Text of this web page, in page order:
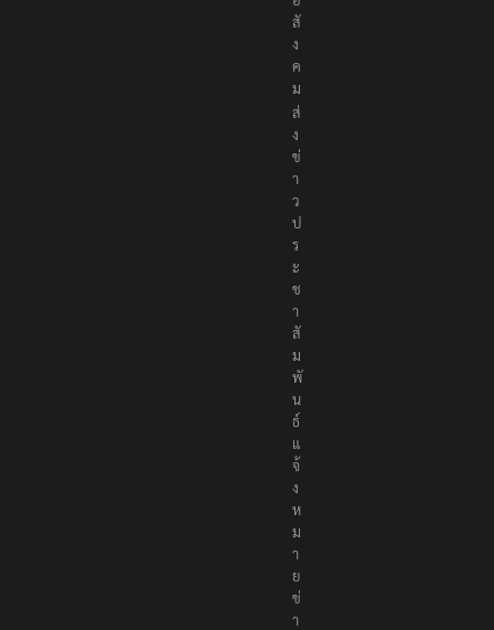
สั
ง
ค
ม
ส่
ง
ข่
า
ว
ป
ร
ะ
ช
า
สั
ม
พั
น
ธ์
แ
จ้
ง
ห
ม
า
ย
ข่
า